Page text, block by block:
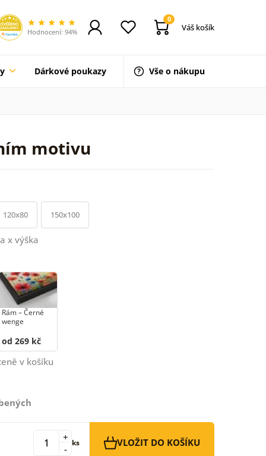
Hodnocení: 94%
0
Váš košík
Dárkové poukazy Vše o nákupu
motivu
120x80 150x100
x výška
Rám –⁠⁠⁠⁠⁠⁠ Černé
wenge
od 269 kč
v košíku
-
+ ks VLOŽIT DO KOŠÍKU